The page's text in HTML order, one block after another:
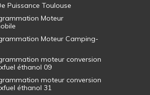
Puissance Toulouse
Moteur
Moteur Camping-
moteur conversion
éthanol 09
moteur conversion
éthanol 31